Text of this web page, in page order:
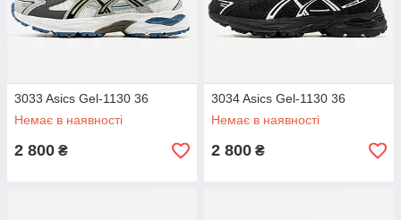
3033 Asics Gel-1130 36
Немає в наявності
2 800 ₴
3034 Asics Gel-1130 36
Немає в наявності
2 800 ₴